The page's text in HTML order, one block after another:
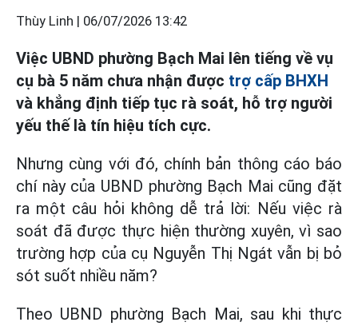
Thùy Linh | 06/07/2026 13:42
Việc UBND phường Bạch Mai lên tiếng về vụ
cụ bà 5 năm chưa nhận được trợ cấp BHXH
và khẳng định tiếp tục rà soát, hỗ trợ người
yếu thế là tín hiệu tích cực.
Nhưng cùng với đó, chính bản thông cáo báo
chí này của UBND phường Bạch Mai cũng đặt
ra một câu hỏi không dễ trả lời: Nếu việc rà
soát đã được thực hiện thường xuyên, vì sao
trường hợp của cụ Nguyễn Thị Ngát vẫn bị bỏ
sót suốt nhiều năm?
Theo UBND phường Bạch Mai, sau khi thực